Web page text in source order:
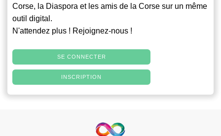
Corse, la Diaspora et les amis de la Corse sur un même
outil digital.
N'attendez plus ! Rejoignez-nous !
SE CONNECTER
INSCRIPTION